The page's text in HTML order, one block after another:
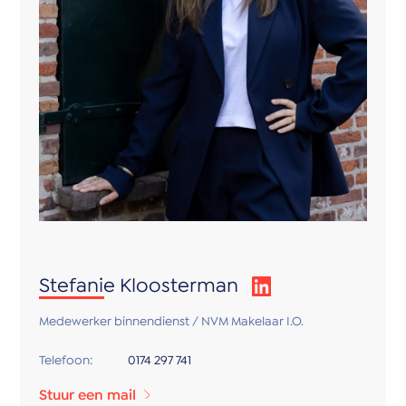
2e verdieping:
De tweede verdieping is middels een vaste trap
bereikbaar. Op de overloop bevindt zich aan de
achterzijde van de woning de aansluiting voor de
wasmachine en droger, evenals praktische bergruimte.
Aan de voorzijde van de woning bevindt zich de 4e
slaapkamer, welke is voorzien van een wastafelmeubel.
Via de vlizotrap op de voorzolder bereikt u de vliering,
Honselersdijk. Daarnaast zijn scholen,
sportverenigingen en uitvalswegen eenvoudig
Stefanie Kloosterman
Medewerker binnendienst / NVM Makelaar I.O.
Telefoon: 0174 297 741
Stuur een mail